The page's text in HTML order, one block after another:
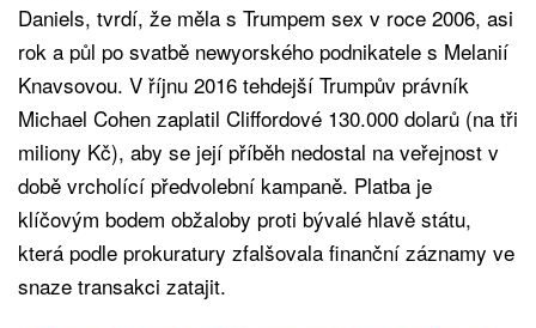
Daniels, tvrdí, že měla s Trumpem sex v roce 2006, asi
rok a půl po svatbě newyorského podnikatele s Melanií
Knavsovou. V říjnu 2016 tehdejší Trumpův právník
Michael Cohen zaplatil Cliffordové 130.000 dolarů (na tři
miliony Kč), aby se její příběh nedostal na veřejnost v
době vrcholící předvolební kampaně. Platba je
klíčovým bodem obžaloby proti bývalé hlavě státu,
která podle prokuratury zfalšovala finanční záznamy ve
snaze transakci zatajit.